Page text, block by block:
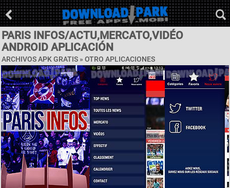
PARIS INFOS/ACTU,MERCATO,VIDÉO
ANDROID APLICACIÓN
ARCHIVOS APK GRATIS » OTRO APLICACIONES